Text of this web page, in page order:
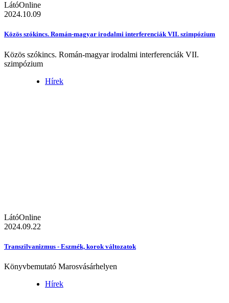
LátóOnline
2024.10.09
Közös szókincs. Román-magyar irodalmi interferenciák VII. szimpózium
Közös szókincs. Román-magyar irodalmi interferenciák VII.
szimpózium
Hírek
LátóOnline
2024.09.22
Transzilvanizmus - Eszmék, korok változatok
Könyvbemutató Marosvásárhelyen
Hírek